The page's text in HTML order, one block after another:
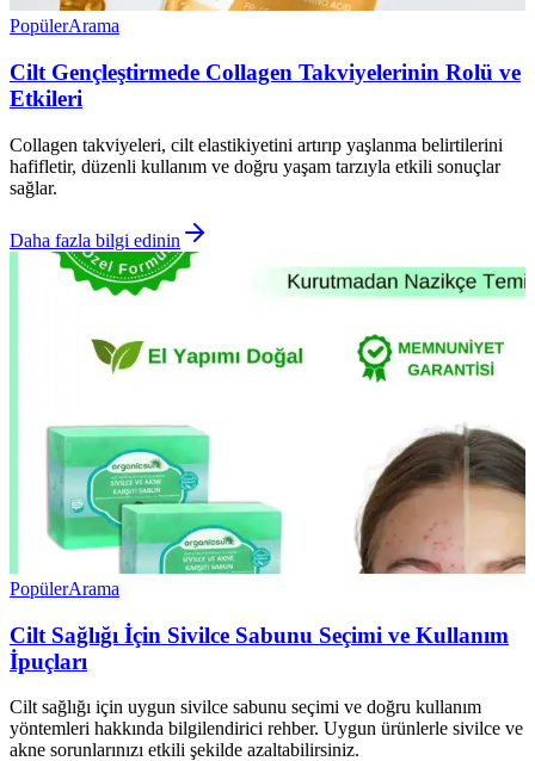
PopülerArama
Cilt Gençleştirmede Collagen Takviyelerinin Rolü ve
Etkileri
Collagen takviyeleri, cilt elastikiyetini artırıp yaşlanma belirtilerini
hafifletir, düzenli kullanım ve doğru yaşam tarzıyla etkili sonuçlar
sağlar.
Daha fazla bilgi edinin
PopülerArama
Cilt Sağlığı İçin Sivilce Sabunu Seçimi ve Kullanım
İpuçları
Cilt sağlığı için uygun sivilce sabunu seçimi ve doğru kullanım
yöntemleri hakkında bilgilendirici rehber. Uygun ürünlerle sivilce ve
akne sorunlarınızı etkili şekilde azaltabilirsiniz.